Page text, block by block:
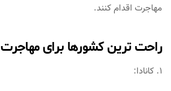
مهاجرت اقدام کنند.
راحت ترین کشورها برای مهاجرت
1. کانادا: